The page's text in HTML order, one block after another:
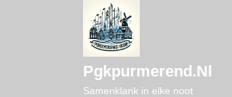
Pgkpurmerend.nl
Samenklank in elke noot